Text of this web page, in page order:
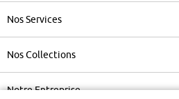
Nos Services
Nos Collections
Notre Entreprise